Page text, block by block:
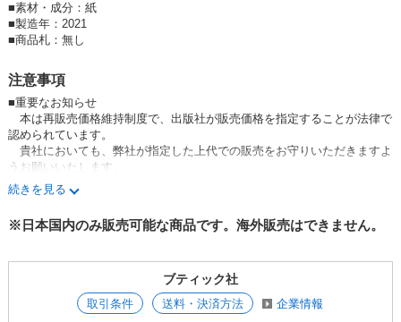
■素材・成分：紙
■製造年：2021
■商品札：無し
注意事項
■重要なお知らせ
本は再販売価格維持制度で、出版社が販売価格を指定することが法律で
認められています。
貴社においても、弊社が指定した上代での販売をお守りいただきますよ
うお願いいたします。
万が一、お守りいただけない場合はお取引を中止させていただきます。
予めご了承ください。
続きを見る
※日本国内のみ販売可能な商品です。海外販売はできません。
ブティック社
取引条件 送料・決済方法 企業情報